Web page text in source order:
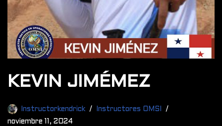
KEVIN JIMÉMEZ
Instructorkendrick
Instructores OMSI
noviembre 11, 2024